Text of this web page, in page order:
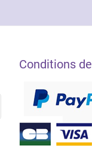
Conditions